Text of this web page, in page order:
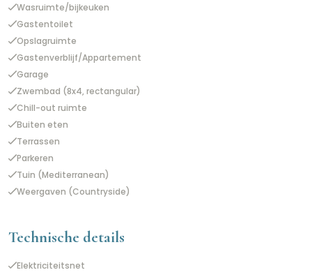
Wasruimte/bijkeuken
Gastentoilet
Opslagruimte
Gastenverblijf/Appartement
Garage
Zwembad (8x4, rectangular)
Chill-out ruimte
Buiten eten
Terrassen
Parkeren
Tuin (Mediterranean)
Weergaven (Countryside)
Technische details
Elektriciteitsnet